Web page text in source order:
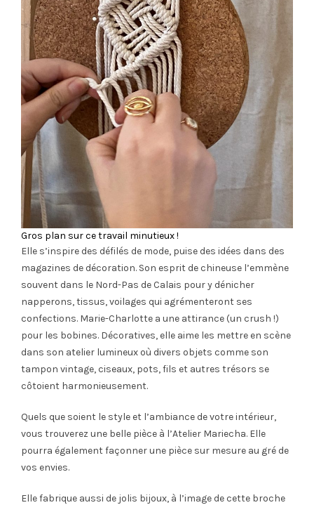
Gros plan sur ce travail minutieux !
Elle s’inspire des défilés de mode, puise des idées dans des
magazines de décoration. Son esprit de chineuse l’emmène
souvent dans le Nord-Pas de Calais pour y dénicher
napperons, tissus, voilages qui agrémenteront ses
confections. Marie-Charlotte a une attirance (un crush !)
pour les bobines. Décoratives, elle aime les mettre en scène
dans son atelier lumineux où divers objets comme son
tampon vintage, ciseaux, pots, fils et autres trésors se
côtoient harmonieusement.
Quels que soient le style et l’ambiance de votre intérieur,
vous trouverez une belle pièce à l’Atelier Mariecha. Elle
pourra également façonner une pièce sur mesure au gré de
vos envies.
Elle fabrique aussi de jolis bijoux, à l’image de cette broche